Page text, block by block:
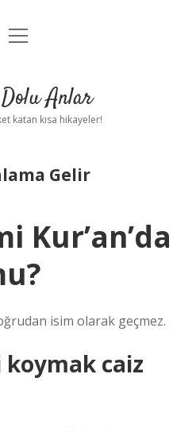
Anasayfa
Uyarı
menüyü
Anlar
katan kısa hikayeler!
Gelir
Kur’an’da
isim olarak geçmez.
caiz